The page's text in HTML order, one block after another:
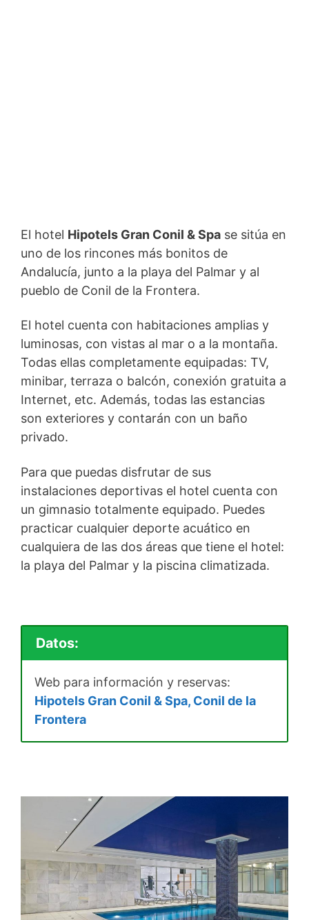
El hotel Hipotels Gran Conil & Spa se sitúa en
uno de los rincones más bonitos de
Andalucía, junto a la playa del Palmar y al
pueblo de Conil de la Frontera.
El hotel cuenta con habitaciones amplias y
luminosas, con vistas al mar o a la montaña.
Todas ellas completamente equipadas: TV,
minibar, terraza o balcón, conexión gratuita a
Internet, etc. Además, todas las estancias
son exteriores y contarán con un baño
privado.
Para que puedas disfrutar de sus
instalaciones deportivas el hotel cuenta con
un gimnasio totalmente equipado. Puedes
practicar cualquier deporte acuático en
cualquiera de las dos áreas que tiene el hotel:
la playa del Palmar y la piscina climatizada.
Datos:
Web para información y reservas:
Hipotels Gran Conil & Spa, Conil de la
Frontera